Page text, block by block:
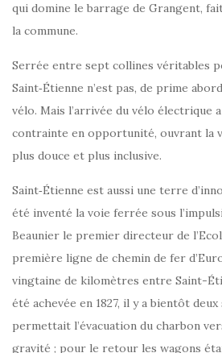
qui domine le barrage de Grangent,
la commune.
Serrée entre sept collines véritables
Saint‑Étienne n’est pas, de prime
vélo. Mais l’arrivée du vélo électrique
contrainte en opportunité, ouvrant la
plus douce et plus inclusive.
Saint‑Étienne est aussi une terre
été inventé la voie ferrée sous
Beaunier le premier directeur de
première ligne de chemin de fer
vingtaine de kilomètres entre Saint-
été achevée en 1827, il y a bientôt deux
permettait l’évacuation du charbon
gravité ; pour le retour les wagons